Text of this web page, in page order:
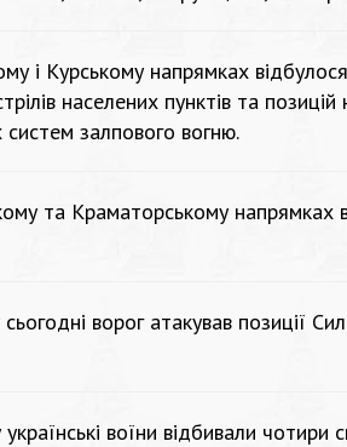
і Курському напрямках
населених пунктів та позицій
залпового вогню.
та Краматорському напрямках
ворог атакував позиції
воїни відбивали чотири